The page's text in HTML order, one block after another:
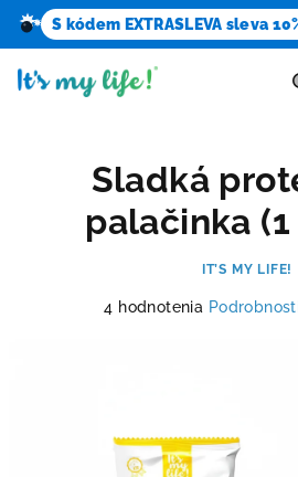
S kódem EXTRASLEVA sleva
Sladká
palačinka
IT’S MY LIFE!
4 hodnotenia